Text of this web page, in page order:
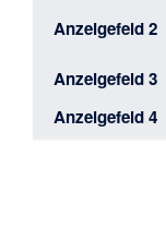
Anzeigefeld 2
Anzeigefeld 3
Anzeigefeld 4